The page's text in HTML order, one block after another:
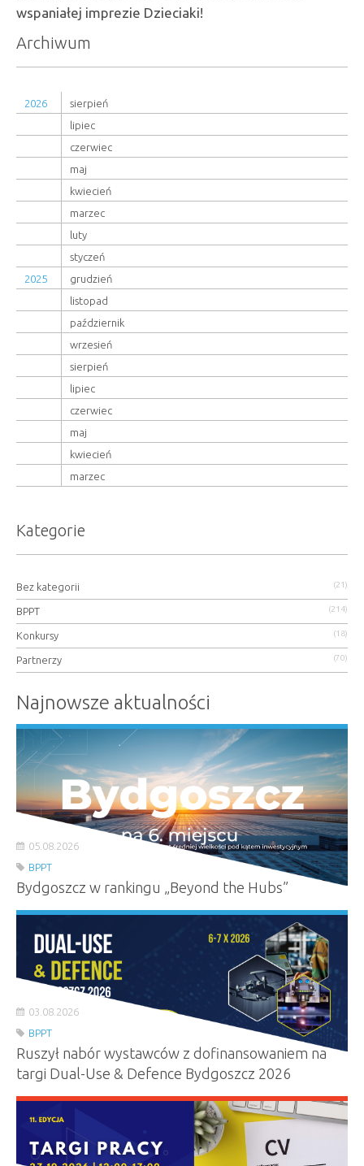
wspaniałej imprezie Dzieciaki!
Archiwum
2026
sierpień
lipiec
czerwiec
maj
kwiecień
marzec
luty
styczeń
2025
grudzień
listopad
październik
wrzesień
sierpień
lipiec
czerwiec
maj
kwiecień
marzec
Kategorie
Bez kategorii (21)
BPPT (214)
Konkursy (18)
Partnerzy (70)
Najnowsze aktualności
05.08.2026
BPPT
Bydgoszcz w rankingu „Beyond the Hubs”
03.08.2026
BPPT
Ruszył nabór wystawców z dofinansowaniem na
targi Dual-Use & Defence Bydgoszcz 2026